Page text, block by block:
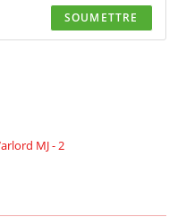
SOUMETTRE
MJ - 2